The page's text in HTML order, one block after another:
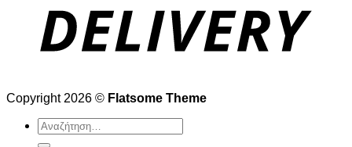
Copyright 2026 © Flatsome Theme
Αναζήτηση
για: